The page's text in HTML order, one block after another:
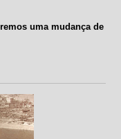
uma mudança de